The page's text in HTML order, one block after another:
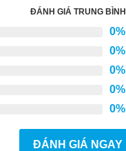
ĐÁNH GIÁ TRUNG BÌNH
0%
0%
0%
0%
0%
ĐÁNH GIÁ NGAY